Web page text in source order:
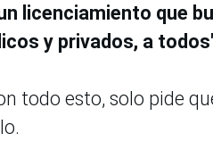
licenciamiento que
y privados, a
todo esto, solo pide